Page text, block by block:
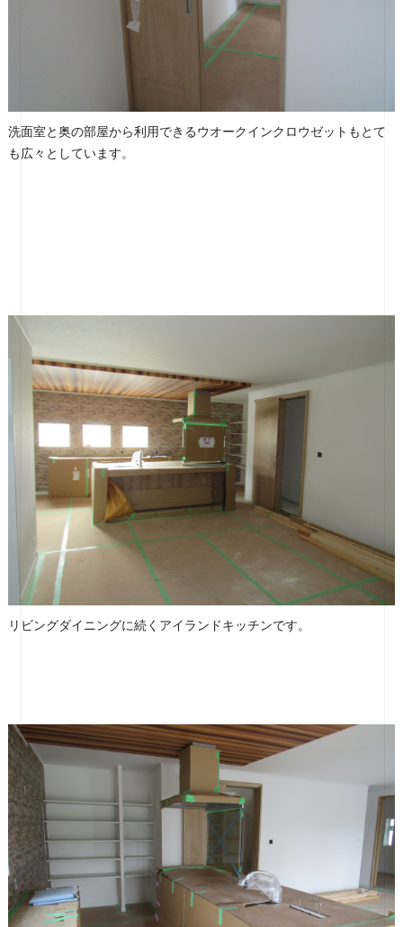
洗面室と奥の部屋から利用できるウオークインクロウゼットもとて
も広々としています。
リビングダイニングに続くアイランドキッチンです。